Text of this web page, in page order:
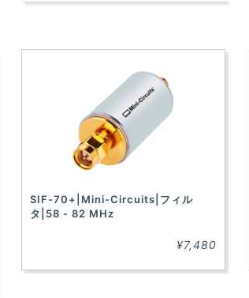
SIF-70+|Mini-Circuits|フィル
タ|58 - 82 MHz
¥7,480